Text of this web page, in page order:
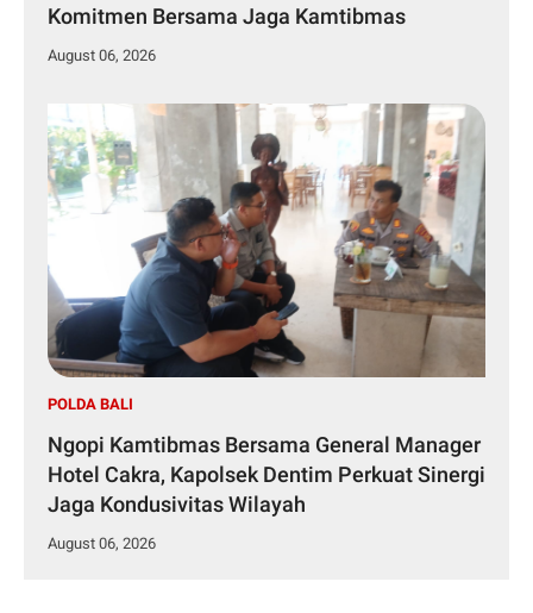
Komitmen Bersama Jaga Kamtibmas
August 06, 2026
POLDA BALI
Ngopi Kamtibmas Bersama General Manager
Hotel Cakra, Kapolsek Dentim Perkuat Sinergi
Jaga Kondusivitas Wilayah
August 06, 2026